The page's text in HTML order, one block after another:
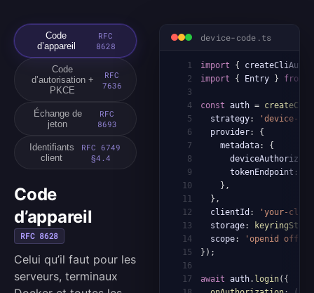
Code
d’appareil
RFC
8628
Code
d’autorisation +
PKCE
RFC
7636
Échange de
jeton
RFC
8693
Identifiants
client
RFC 6749
§4.4
Code
d’appareil
RFC 8628
Celui qu’il faut pour les
serveurs, terminaux
device-code.ts
1 import { createCliAuth
2
import { Entry } from
3
4
const auth =
5
  strategy
:
'device-
6
  provider
:
{
7
    metadata
:
{
8
9
      tokenEndpoint
:
10
} ,
11
} ,
12
  clientId
:
'your-cli-
13
  storage
:
14
  scope
:
'openid
15
} ) ;
16
17
await auth. login( {